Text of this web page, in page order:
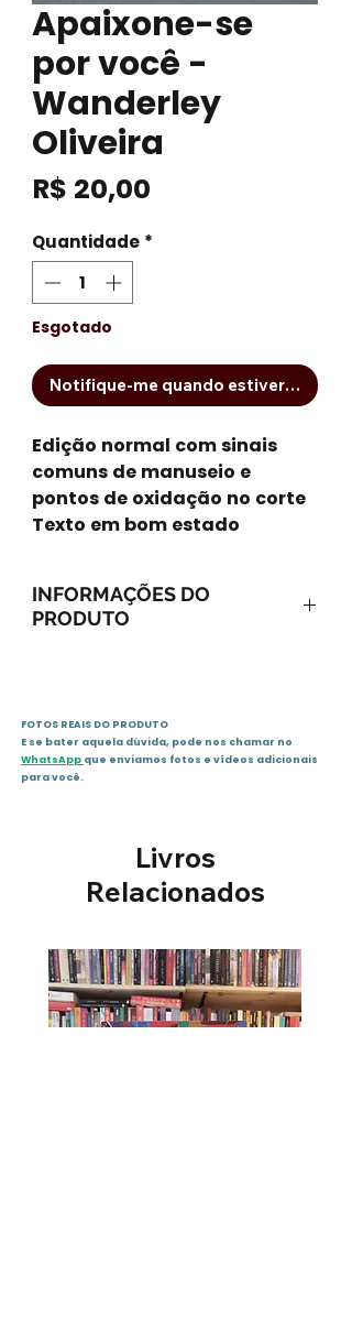
Apaixone-se
por você -
Wanderley
Oliveira
R$ 20,00
Quantidade *
Esgotado
Notifique-me quando estiver
Edição normal com sinais
comuns de manuseio e
pontos de oxidação no corte
Texto em bom estado
INFORMAÇÕES DO
PRODUTO
Idioma: Português
ISBN-10: 8563365290
ISBN-13: 978-8563365293
Você já ouviu alguém dizer
para outra pessoa: Minha vida é
sustentação psicológica for
outra pessoa, sua vida estará
sempre ameaçada, pois o
medo da perda vai rondar seus
FOTOS REAIS DO PRODUTO
E se bater aquela dúvida, pode nos chamar no
WhatsApp que enviamos fotos e vídeos adicionais
para você.
Livros
Relacionados